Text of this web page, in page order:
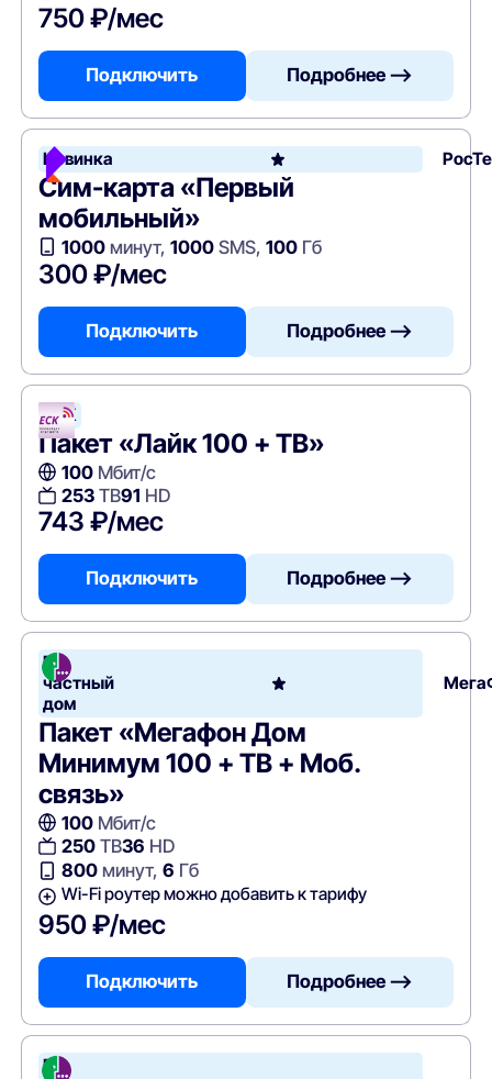
750 ₽/мес
Подключить Подробнее —>
Новинка
Сим-карта «Первый
мобильный»
1000минут, 1000SMS, 100Гб
300 ₽/мес
Подключить Подробнее —>
ЕСК
Пакет «Лайк 100 + ТВ»
100Мбит/с
253ТВ91 HD
743 ₽/мес
Подключить Подробнее —>
В
частный
дом
Пакет «Мегафон Дом
Минимум 100 + ТВ + Моб.
связь»
100Мбит/с
250ТВ36 HD
800минут, 6 Гб
Wi-Fi роутер можно добавить к тарифу
950 ₽/мес
Подключить Подробнее —>
В